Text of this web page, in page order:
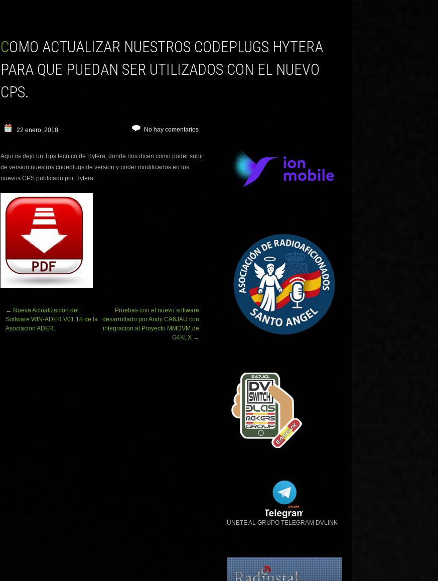
COMO ACTUALIZAR NUESTROS CODEPLUGS HYTERA
PARA QUE PUEDAN SER UTILIZADOS CON EL NUEVO
CPS.
22 enero, 2018 No hay comentarios
Aqui os dejo un Tips tecnico de Hytera, donde nos dicen como poder subir
de version nuestros codeplugs de version y poder modificarlos en los
nuevos CPS publicado por Hytera.
Navegación
de
entradas
← Nueva Actualizacion del
Software WIN-ADER V01.18 de la
Asociacion ADER.
Pruebas con el nuevo software
desarrollado por Andy CA6JAU con
integracion al Proyecto MMDVM de
G4KLX →
UNETE AL GRUPO TELEGRAM DVLINK